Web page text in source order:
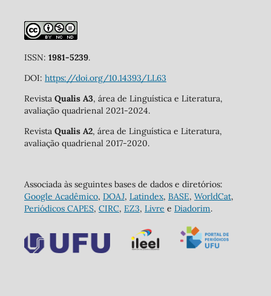
ISSN: 1981-5239.
DOI: https://doi.org/10.14393/LL63
Revista Qualis A3, área de Linguística e Literatura,
avaliação quadrienal 2021-2024.
Revista Qualis A2, área de Linguística e Literatura,
avaliação quadrienal 2017-2020.
Associada às seguintes bases de dados e diretórios:
Google Acadêmico, DOAJ, Latindex, BASE, WorldCat,
Periódicos CAPES, CIRC, EZ3, Livre e Diadorim.